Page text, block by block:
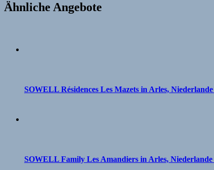
Ähnliche Angebote
SOWELL Résidences Les Mazets in Arles, Niederlande
SOWELL Family Les Amandiers in Arles, Niederlande